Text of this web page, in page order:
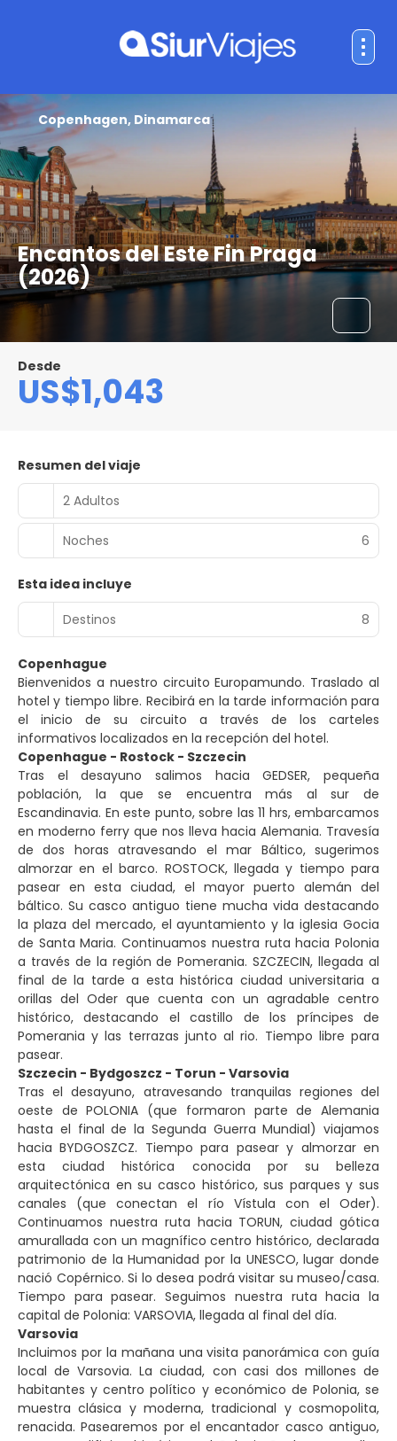
Encantos del Este Fin Praga
(2026)
Copenhagen, Dinamarca
Desde
US$1,043
Resumen del viaje
2 Adultos
Noches 6
Esta idea incluye
Destinos
8
Copenhague
Bienvenidos a nuestro circuito Europamundo. Traslado al
hotel y tiempo libre. Recibirá en la tarde información para
el inicio de su circuito a través de los carteles
informativos localizados en la recepción del hotel.
Copenhague - Rostock - Szczecin
Tras el desayuno salimos hacia GEDSER, pequeña
población, la que se encuentra más al sur de
Escandinavia. En este punto, sobre las 11 hrs, embarcamos
en moderno ferry que nos lleva hacia Alemania. Travesía
de dos horas atravesando el mar Báltico, sugerimos
almorzar en el barco. ROSTOCK, llegada y tiempo para
pasear en esta ciudad, el mayor puerto alemán del
báltico. Su casco antiguo tiene mucha vida destacando
la plaza del mercado, el ayuntamiento y la iglesia Gocia
de Santa Maria. Continuamos nuestra ruta hacia Polonia
a través de la región de Pomerania. SZCZECIN, llegada al
final de la tarde a esta histórica ciudad universitaria a
orillas del Oder que cuenta con un agradable centro
histórico, destacando el castillo de los príncipes de
Pomerania y las terrazas junto al rio. Tiempo libre para
pasear.
Szczecin - Bydgoszcz - Torun - Varsovia
Tras el desayuno, atravesando tranquilas regiones del
oeste de POLONIA (que formaron parte de Alemania
hasta el final de la Segunda Guerra Mundial) viajamos
hacia BYDGOSZCZ. Tiempo para pasear y almorzar en
esta ciudad histórica conocida por su belleza
arquitectónica en su casco histórico, sus parques y sus
canales (que conectan el río Vístula con el Oder).
Continuamos nuestra ruta hacia TORUN, ciudad gótica
amurallada con un magnífico centro histórico, declarada
patrimonio de la Humanidad por la UNESCO, lugar donde
nació Copérnico. Si lo desea podrá visitar su museo/casa.
Tiempo para pasear. Seguimos nuestra ruta hacia la
capital de Polonia: VARSOVIA, llegada al final del día.
Varsovia
Incluimos por la mañana una visita panorámica con guía
local de Varsovia. La ciudad, con casi dos millones de
habitantes y centro político y económico de Polonia, se
muestra clásica y moderna, tradicional y cosmopolita,
renacida. Pasearemos por el encantador casco antiguo,